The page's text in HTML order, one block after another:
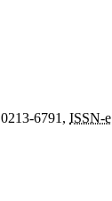
0213-6791, ISSN-e